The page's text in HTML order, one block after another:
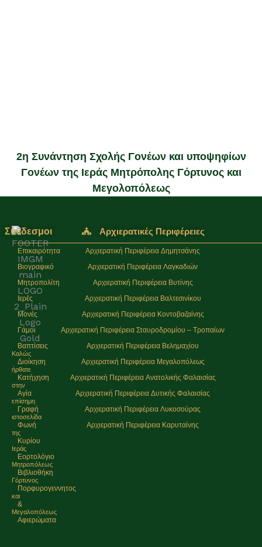
2η Συνάντηση Σχολής Γονέων και υποψηφίων
Γονέων της Ιεράς Μητρόπολης Γόρτυνος και
Μεγολοπόλεως
Καλώς
ήρθατε
στην
επίσημη
ιστοσελίδα
της
Ιεράς
Μητρoπόλεως
Γόρτυνος
και
Μεγαλοπόλεως
Σύνδεσμοι
Επικαιρότητα
Βιογραφικό
Μητροπολίτη
Ιερές
Μονές
Γάμοι
Βαπτίσεις
Διοίκηση
Κατήχηση
Αγία
Γραφή
Φωνή
Κυρίου
Εορτολόγιο
Βιβλιοθήκη
Πορφυρογεννητος
&
Αφιερώματα
Αρχιερατικές Περιφέρειες
Αρχιερατική Περιφέρεια Δημητσάνης
Αρχιερατική Περιφέρεια Λαγκαδιών
Αρχιερατική Περιφέρεια Βυτίνης
Αρχιερατική Περιφέρεια Βαλτεσινίκου
Αρχιερατική Περιφέρεια Κοντοβαζαίνης
Αρχιερατική Περιφέρεια Σταυροδρομίου – Τροπαίων
Αρχιερατική Περιφέρεια Βελημαχίου
Αρχιερατική Περιφέρεια Μεγαλοπόλεως
Αρχιερατική Περιφέρεια Ανατολικής Φαλαισίας
Αρχιερατική Περιφέρεια Δυτικής Φαλαισίας
Αρχιερατική Περιφέρεια Λυκοσούρας
Αρχιερατική Περιφέρεια Καρυταίνης